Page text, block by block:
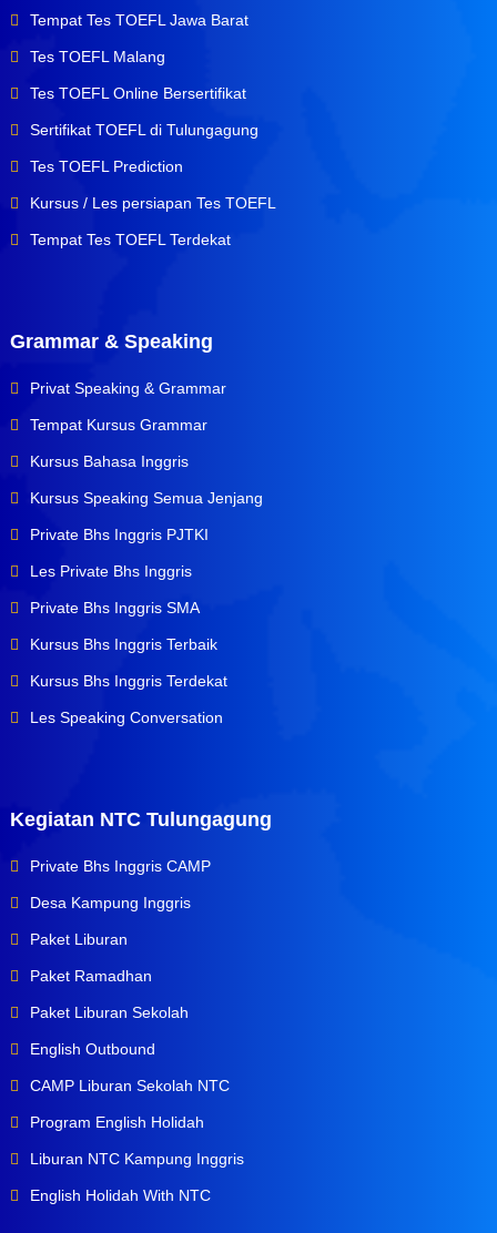
Tempat Tes TOEFL Jawa Barat
Tes TOEFL Malang
Tes TOEFL Online Bersertifikat
Sertifikat TOEFL di Tulungagung
Tes TOEFL Prediction
Kursus / Les persiapan Tes TOEFL
Tempat Tes TOEFL Terdekat
Grammar & Speaking
Privat Speaking & Grammar
Tempat Kursus Grammar
Kursus Bahasa Inggris
Kursus Speaking Semua Jenjang
Private Bhs Inggris PJTKI
Les Private Bhs Inggris
Private Bhs Inggris SMA
Kursus Bhs Inggris Terbaik
Kursus Bhs Inggris Terdekat
Les Speaking Conversation
Kegiatan NTC Tulungagung
Private Bhs Inggris CAMP
Desa Kampung Inggris
Paket Liburan
Paket Ramadhan
Paket Liburan Sekolah
English Outbound
CAMP Liburan Sekolah NTC
Program English Holidah
Liburan NTC Kampung Inggris
English Holidah With NTC